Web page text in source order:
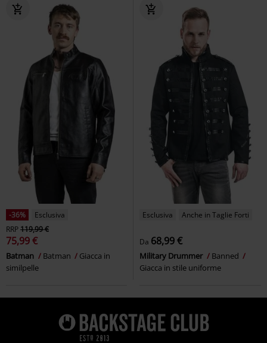
-36%
Esclusiva
RRP119,99 €
75,99 €
Batman Batman
Giacca in
similpelle
Esclusiva Anche in Taglie Forti
Da 68,99 €
Military Drummer
Banned
Giacca in stile uniforme